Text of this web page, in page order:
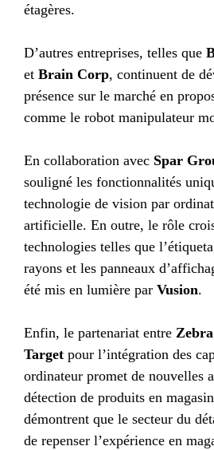
étagères.
D’autres entreprises, telles que
et Brain Corp, continuent de
présence sur le marché en
comme le robot manipulateur
En collaboration avec Spar
souligné les fonctionnalités
technologie de vision par
artificielle. En outre, le rôle
technologies telles que
rayons et les panneaux
été mis en lumière par Vusion.
Enfin, le partenariat entre
Target pour l’intégration des
ordinateur promet de nouvelles
détection de produits en
démontrent que le secteur du
de repenser l’expérience en